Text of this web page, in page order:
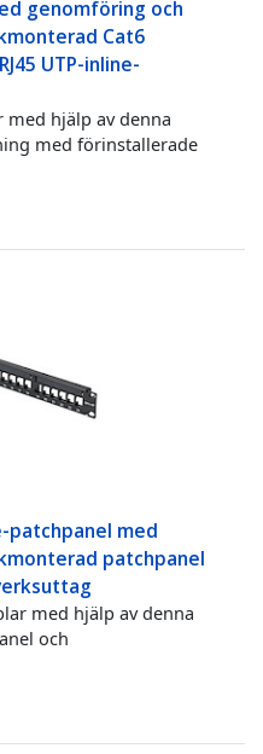
genomföring och
Cat6
UTP-inline-
med hjälp av denna
med förinstallerade
patchpanel med
patchpanel
med hjälp av denna
och